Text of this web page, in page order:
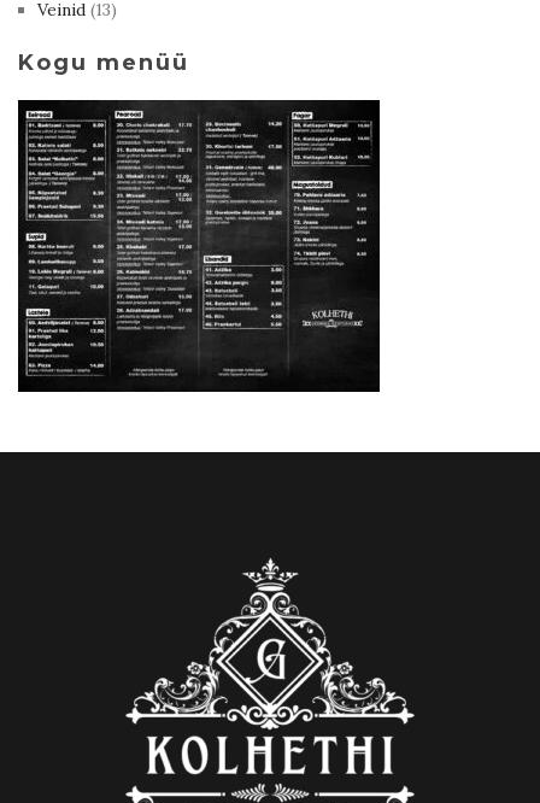
Veinid (13)
Kogu menüü